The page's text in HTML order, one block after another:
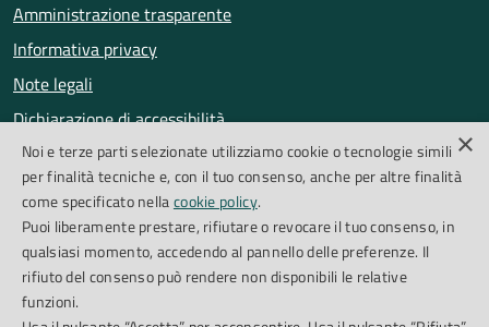
Amministrazione trasparente
Informativa privacy
Note legali
Dichiarazione di accessibilità
Obiettivi di accessibilità
Segnalazioni accessibilità
SEGUICI SU
Facebook
×
Noi e terze parti selezionate utilizziamo cookie o tecnologie simili
per finalità tecniche e, con il tuo consenso, anche per altre finalità
come specificato nellacookie policy.
Puoi liberamente prestare, rifiutare o revocare il tuo consenso, in
qualsiasi momento, accedendo al pannello delle preferenze. Il
rifiuto del consenso può rendere non disponibili le relative
funzioni.